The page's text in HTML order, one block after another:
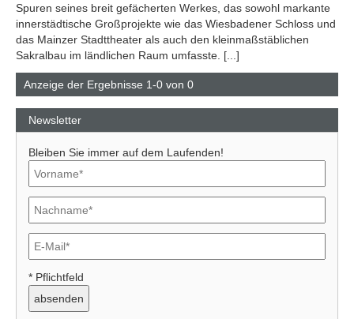
Spuren seines breit gefächerten Werkes, das sowohl markante
innerstädtische Großprojekte wie das Wiesbadener Schloss und
das Mainzer Stadttheater als auch den kleinmaßstäblichen
Sakralbau im ländlichen Raum umfasste. [...]
Anzeige der Ergebnisse 1-0 von 0
Newsletter
Bleiben Sie immer auf dem Laufenden!
* Pflichtfeld